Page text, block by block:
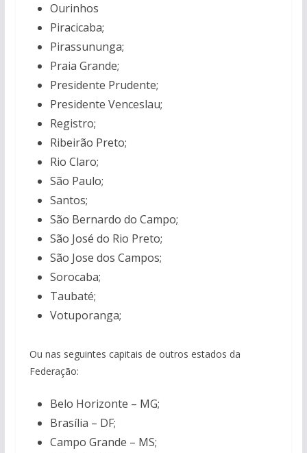
Ourinhos
Piracicaba;
Pirassununga;
Praia Grande;
Presidente Prudente;
Presidente Venceslau;
Registro;
Ribeirão Preto;
Rio Claro;
São Paulo;
Santos;
São Bernardo do Campo;
São José do Rio Preto;
São Jose dos Campos;
Sorocaba;
Taubaté;
Votuporanga;
Ou nas seguintes capitais de outros estados da
Federação:
Belo Horizonte – MG;
Brasília – DF;
Campo Grande – MS;